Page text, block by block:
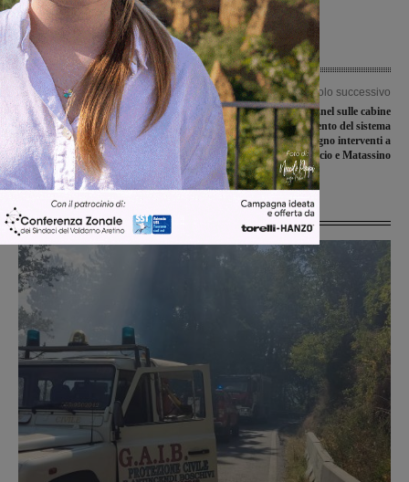
Articolo precedente
Il Comitato Genitori Scuole di Incisa:
“L’Amministrazione sta facendo il
possibile per garantire la sicurezza di
tutti. Ha agito con prontezza”
Articolo successivo
Reggello: lavori di Enel sulle cabine
per il potenziamento del sistema
elettrico. Il 26 giugno interventi a
Leccio e Matassino
Ultime Notizie